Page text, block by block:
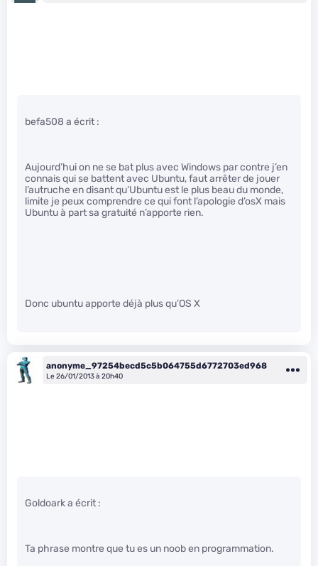
befa508 a écrit :
Aujourd’hui on ne se bat plus avec Windows par contre j’en
connais qui se battent avec Ubuntu, faut arrêter de jouer
l’autruche en disant qu’Ubuntu est le plus beau du monde,
limite je peux comprendre ce qui font l’apologie d’osX mais
Ubuntu à part sa gratuité n’apporte rien.
Donc ubuntu apporte déjà plus qu’OS X
anonyme_97254becd5c5b064755d6772703ed968
Le 26/01/2013 à 20h40
Goldoark a écrit :
Ta phrase montre que tu es un noob en programmation.